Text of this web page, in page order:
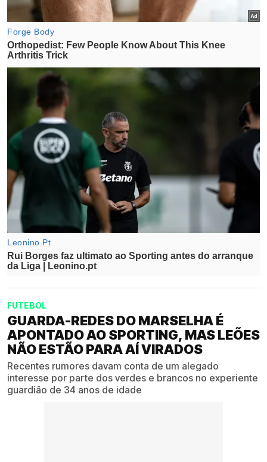
FUTEBOL
GUARDA-REDES DO MARSELHA É
APONTADO AO SPORTING, MAS LEÕES
NÃO ESTÃO PARA AÍ VIRADOS
Recentes rumores davam conta de um alegado
interesse por parte dos verdes e brancos no experiente
guardião de 34 anos de idade